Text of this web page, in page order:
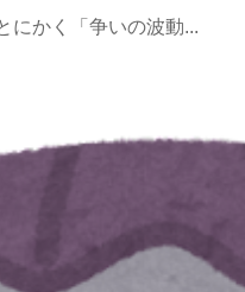
にかく「争いの波動...